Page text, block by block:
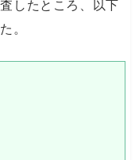
したところ、以下
。